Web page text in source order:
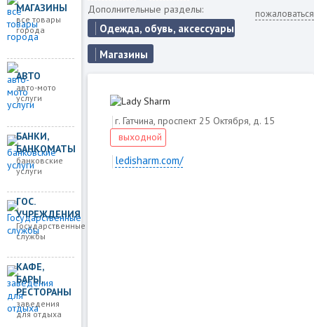
МАГАЗИНЫ
все товары
города
АВТО
авто-мото
услуги
БАНКИ,
БАНКОМАТЫ
банковские
услуги
ГОС.
УЧРЕЖДЕНИЯ
Государственные
службы
КАФЕ,
БАРЫ,
РЕСТОРАНЫ
заведения
для отдыха
Дополнительные разделы:
Одежда, обувь, аксессуары
Магазины
пожаловаться
г. Гатчина, проспект 25 Октября, д. 15
выходной
ledisharm.com/